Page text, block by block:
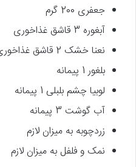
جعفری 200 گرم
آبغوره 3 قاشق غذاخوری
نعنا خشک 2 قاشق غذاخوری
بلغور 1 پیمانه
لوبیا چشم بلبلی 1 پیمانه
آب گوشت 3 پیمانه
زردچوبه به میزان لازم
نمک و فلفل به میزان لازم